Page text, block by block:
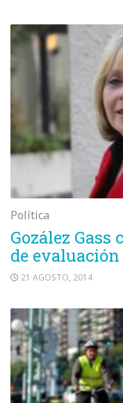
Política
Gozález
de
21 AGOSTO, 2014